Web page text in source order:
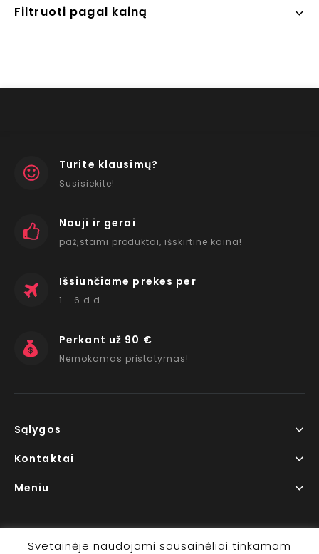
Filtruoti pagal kainą
Turite klausimų?
Susisiekite!
Nauji ir gerai
pažįstami produktai, išskirtine kaina!
Išsiunčiame prekes per
1 - 6 d.d.
Perkant už 90 €
Nemokamas pristatymas!
Sąlygos
Kontaktai
Meniu
Svetainėje naudojami sausainėliai tinkamam